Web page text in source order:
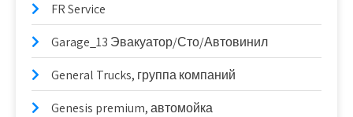
FR Service
Garage_13 Эвакуатор/Сто/Автовинил
General Trucks, группа компаний
Genesis premium, автомойка